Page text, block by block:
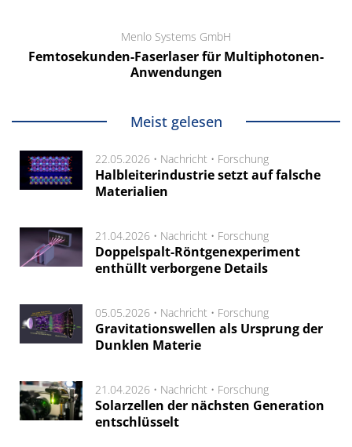
Menlo Systems GmbH
Femtosekunden-Faserlaser für Multiphotonen-
Anwendungen
Meist gelesen
22.05.2026 • Nachricht • Forschung
Halbleiterindustrie setzt auf falsche
Materialien
21.04.2026 • Nachricht • Forschung
Doppelspalt-Röntgenexperiment
enthüllt verborgene Details
05.05.2026 • Nachricht • Forschung
Gravitationswellen als Ursprung der
Dunklen Materie
21.04.2026 • Nachricht • Forschung
Solarzellen der nächsten Generation
entschlüsselt